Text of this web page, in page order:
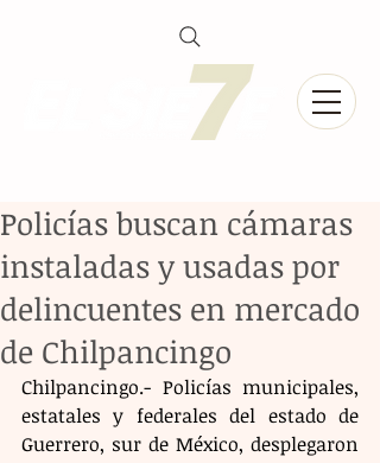
Policías buscan cámaras
instaladas y usadas por
delincuentes en mercado
de Chilpancingo
Chilpancingo.- Policías municipales,
estatales y federales del estado de
Guerrero, sur de México, desplegaron